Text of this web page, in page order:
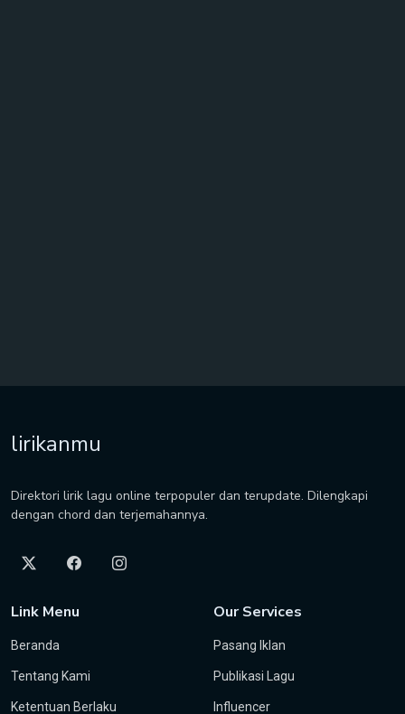
lirikanmu
Direktori lirik lagu online terpopuler dan terupdate. Dilengkapi
dengan chord dan terjemahannya.
Link Menu
Beranda
Tentang Kami
Ketentuan Berlaku
Our Services
Pasang Iklan
Publikasi Lagu
Influencer